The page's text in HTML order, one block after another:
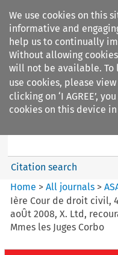
We use cookies on this
informative and
help us to continually
Without allowing
will not be available. To
use cookies, please
clicking on ‘I AGREE’,
cookies on this device
Search
ASA Bulletin
Citation search
Home >All journals >
Ière Cour de droit civil,
aoÛt 2008, X. Ltd,
Mmes les Juges Corbo